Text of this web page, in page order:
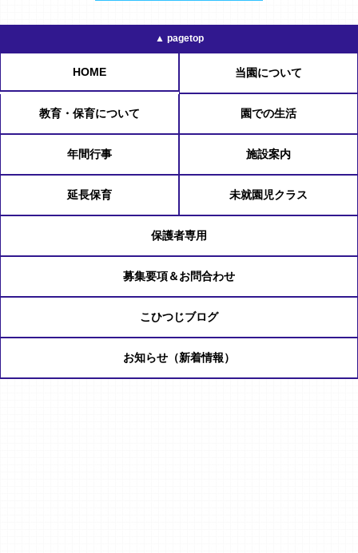
▲ pagetop
HOME 当園について
教育・保育について 園での生活
年間行事 施設案内
延長保育 未就園児クラス
保護者専用
募集要項＆お問合わせ
こひつじブログ
お知らせ（新着情報）